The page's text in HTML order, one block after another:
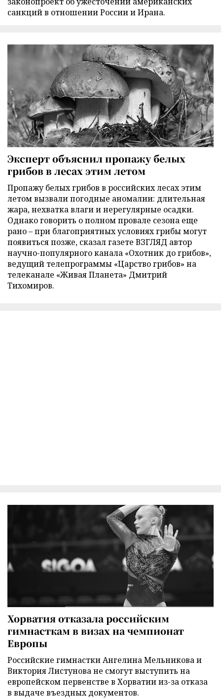
санкций в отношении России и Ирана.
Эксперт объяснил пропажу белых
грибов в лесах этим летом
Пропажу белых грибов в российских лесах этим
летом вызвали погодные аномалии: длительная
жара, нехватка влаги и нерегулярные осадки.
Однако говорить о полном провале сезона еще
рано – при благоприятных условиях грибы могут
появиться позже, сказал газете ВЗГЛЯД автор
научно-популярного канала «Охотник до грибов»,
ведущий телепрограммы «Царство грибов» на
телеканале «Живая Планета» Дмитрий
Тихомиров.
Хорватия отказала российским
гимнасткам в визах на чемпионат
Европы
Российские гимнастки Ангелина Мельникова и
Виктория Листунова не смогут выступить на
европейском первенстве в Хорватии из-за отказа
в выдаче въездных документов.